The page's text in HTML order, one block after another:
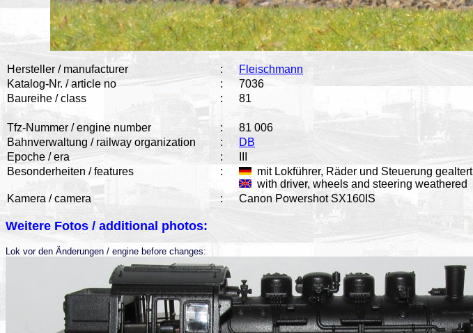
Hersteller / manufacturer :
Fleischmann
Katalog-Nr. / article no
:
7036
Baureihe / class
: 81
Tfz-Nummer / engine number :
81 006
Bahnverwaltung / railway organization
:
DB
Epoche / era
:
Besonderheiten / features
:
mit Lokführer, Räder und Steuerung gealtert
with driver, wheels and steering weathered
Kamera / camera
: Canon Powershot SX160IS
Weitere Fotos / additional photos:
Lok vor den Änderungen / engine before changes: